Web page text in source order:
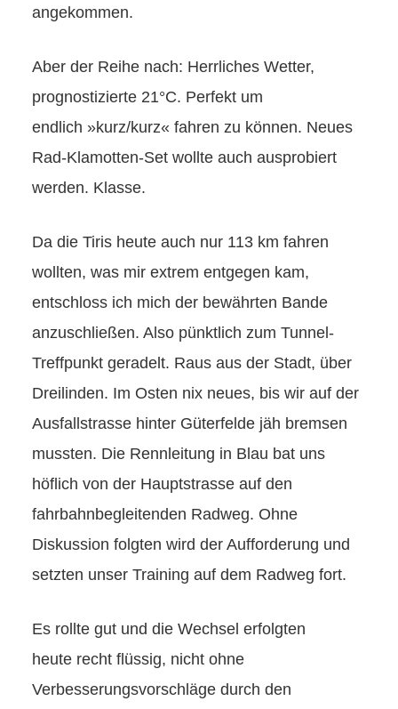
angekommen.
Aber der Reihe nach: Herrliches Wetter,
prognostizierte 21°C. Perfekt um
endlich »kurz/kurz« fahren zu können. Neues
Rad-Klamotten-Set wollte auch ausprobiert
werden. Klasse.
Da die Tiris heute auch nur 113 km fahren
wollten, was mir extrem entgegen kam,
entschloss ich mich der bewährten Bande
anzuschließen. Also pünktlich zum Tunnel-
Treffpunkt geradelt. Raus aus der Stadt, über
Dreilinden. Im Osten nix neues, bis wir auf der
Ausfallstrasse hinter Güterfelde jäh bremsen
mussten. Die Rennleitung in Blau bat uns
höflich von der Hauptstrasse auf den
fahrbahnbegleitenden Radweg. Ohne
Diskussion folgten wird der Aufforderung und
setzten unser Training auf dem Radweg fort.
Es rollte gut und die Wechsel erfolgten
heute recht flüssig, nicht ohne
Verbesserungsvorschläge durch den